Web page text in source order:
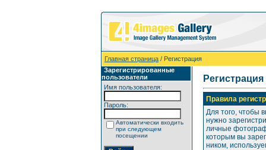
Главная страница / Регистрация
Зарегистрированные
пользователи
Имя пользователя:
Пароль:
Автоматически входить
при следующем
посещении
Регистрация
Правила
Для того, чтобы
нужно
личные
которым вы
ником,